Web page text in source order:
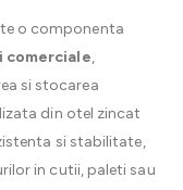
o componenta
comerciale,
si stocarea
din otel zincat
si stabilitate,
in cutii, paleti sau